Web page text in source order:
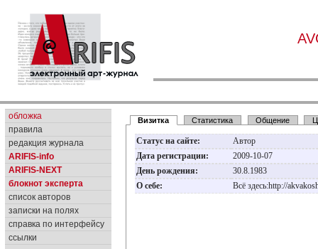
обложка
правила
редакция журнала
ARIFIS-info
ARIFIS-NEXT
блокнот эксперта
список авторов
записки на полях
справка по интерфейсу
ссылки
Визитка Статистика Общение
Статус на сайте:
Автор
Дата регистрации:
2009-10-07
День рождения:
30.8.1983
О себе:
Всё здесь:http://